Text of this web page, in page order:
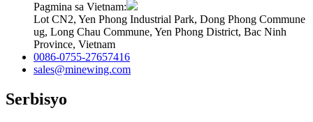
Pagmina sa Vietnam:
Lot CN2, Yen Phong Industrial Park, Dong Phong Commune
ug, Long Chau Commune, Yen Phong District, Bac Ninh
Province, Vietnam
0086-0755-27657416
sales@minewing.com
Serbisyo